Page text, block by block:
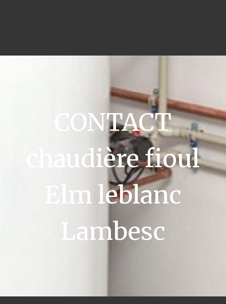
CONTACT
chaudière fioul
Elm leblanc
Lambesc